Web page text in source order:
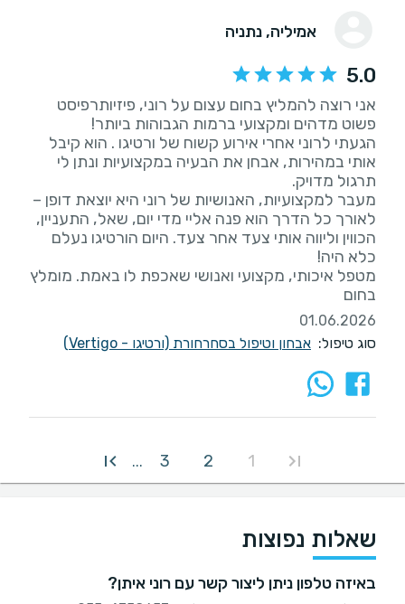
אמיליה, נתניה
5.0
אני רוצה להמליץ בחום עצום על רוני, פיזיותרפיסט
הגעתי לרוני אחרי אירוע קשוח של ורטיגו . הוא קיבל
אותי במהירות, אבחן את הבעיה במקצועיות ונתן לי
מעבר למקצועיות, האנושיות של רוני היא יוצאת דופן –
לאורך כל הדרך הוא פנה אליי מדי יום, שאל, התעניין,
הכווין וליווה אותי צעד אחר צעד. היום הורטיגו נעלם
מטפל איכותי, מקצועי ואנושי שאכפת לו באמת. מומלץ
בחום
01.06.2026
סוג טיפול: אבחון וטיפול בסחרחורת (ורטיגו - Vertigo)
1
2
3
...
שאלות נפוצות
באיזה טלפון ניתן ליצור קשר עם רוני איתן?